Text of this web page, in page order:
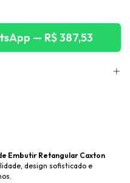
— R$ 387,53
Embutir Retangular Caxton
design sofisticado e